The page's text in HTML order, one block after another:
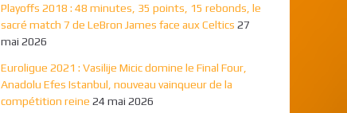
Playoffs 2018 : 48 minutes, 35 points, 15 rebonds, le
sacré match 7 de LeBron James face aux Celtics 27
mai 2026
Euroligue 2021 : Vasilije Micic domine le Final Four,
Anadolu Efes Istanbul, nouveau vainqueur de la
compétition reine 24 mai 2026